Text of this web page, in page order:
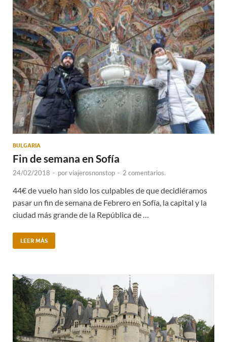
BULGARIA
Fin de semana en Sofía
24/02/2018 - porviajerosnonstop - 2 comentarios.
44€ de vuelo han sido los culpables de que decidiéramos
pasar un fin de semana de Febrero en Sofía, la capital y la
ciudad más grande de la República de …
LEER MÁS